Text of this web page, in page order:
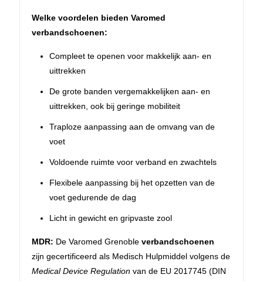
Welke voordelen bieden Varomed
verbandschoenen:
Compleet te openen voor makkelijk aan- en
uittrekken
De grote banden vergemakkelijken aan- en
uittrekken, ook bij geringe mobiliteit
Traploze aanpassing aan de omvang van de
voet
Voldoende ruimte voor verband en zwachtels
Flexibele aanpassing bij het opzetten van de
voet gedurende de dag
Licht in gewicht en gripvaste zool
MDR: De Varomed Grenoble verbandschoenen
zijn gecertificeerd als Medisch Hulpmiddel volgens de
Medical Device Regulation van de EU 2017745 (DIN